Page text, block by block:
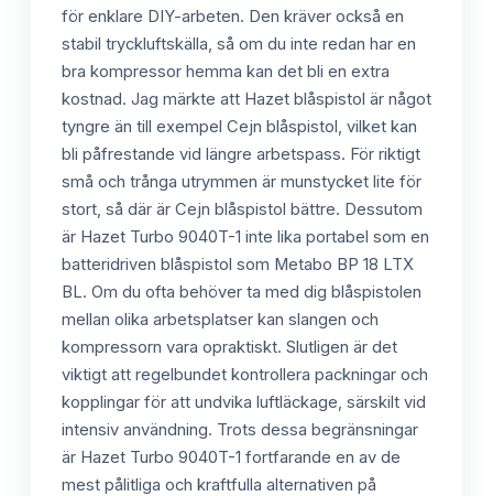
för enklare DIY-arbeten. Den kräver också en
stabil tryckluftskälla, så om du inte redan har en
bra kompressor hemma kan det bli en extra
kostnad. Jag märkte att Hazet blåspistol är något
tyngre än till exempel Cejn blåspistol, vilket kan
bli påfrestande vid längre arbetspass. För riktigt
små och trånga utrymmen är munstycket lite för
stort, så där är Cejn blåspistol bättre. Dessutom
är Hazet Turbo 9040T-1 inte lika portabel som en
batteridriven blåspistol som Metabo BP 18 LTX
BL. Om du ofta behöver ta med dig blåspistolen
mellan olika arbetsplatser kan slangen och
kompressorn vara opraktiskt. Slutligen är det
viktigt att regelbundet kontrollera packningar och
kopplingar för att undvika luftläckage, särskilt vid
intensiv användning. Trots dessa begränsningar
är Hazet Turbo 9040T-1 fortfarande en av de
mest pålitliga och kraftfulla alternativen på